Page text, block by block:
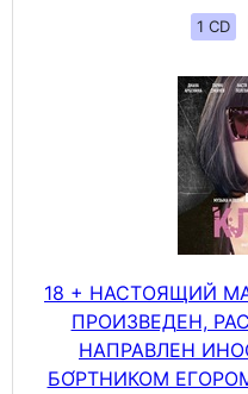
1 CD
18 + НАСТОЯЩИЙ
ПРОИЗВЕДЕН,
НАПРАВЛЕН
БО́РТНИКОМ